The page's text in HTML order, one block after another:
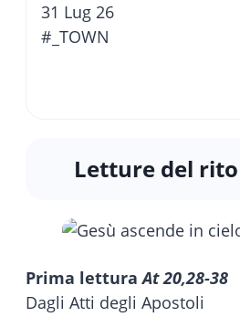
31 Lug 26
#_TOWN
Letture del
Prima letturaAt 20,28-38
Dagli Atti degli Apostoli